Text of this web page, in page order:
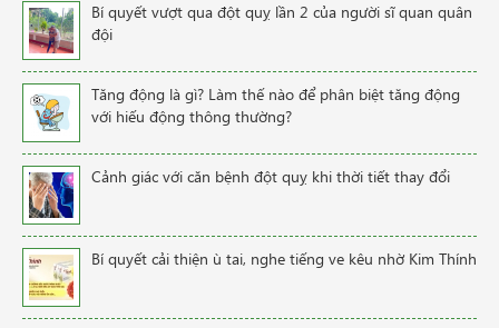
Bí quyết vượt qua đột quỵ lần 2 của người sĩ quan quân
đội
Tăng động là gì? Làm thế nào để phân biệt tăng động
với hiếu động thông thường?
Cảnh giác với căn bệnh đột quỵ khi thời tiết thay đổi
Bí quyết cải thiện ù tai, nghe tiếng ve kêu nhờ Kim Thính